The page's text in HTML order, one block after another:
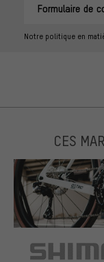
Formulaire de
Notre politique en
CES